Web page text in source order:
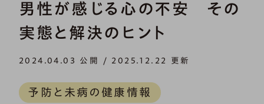
男性が感じる心の不安 その
実態と解決のヒント
2024.04.03 公開 / 2025.12.22 更新
予防と未病の健康情報